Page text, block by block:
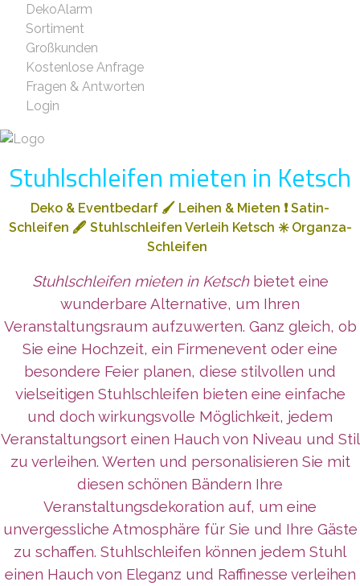
DekoAlarm
Sortiment
Großkunden
Kostenlose Anfrage
Fragen & Antworten
Login
Stuhlschleifen mieten in Ketsch
Deko & Eventbedarf 🖌️ Leihen & Mieten ❗Satin-
Schleifen 🖋️ Stuhlschleifen Verleih Ketsch ✳️ Organza-
Schleifen
Stuhlschleifen mieten in Ketschbietet eine
wunderbare Alternative, um Ihren
Veranstaltungsraum aufzuwerten. Ganz gleich, ob
Sie eine Hochzeit, ein Firmenevent oder eine
besondere Feier planen, diese stilvollen und
vielseitigen Stuhlschleifen bieten eine einfache
und doch wirkungsvolle Möglichkeit, jedem
Veranstaltungsort einen Hauch von Niveau und Stil
zu verleihen. Werten und personalisieren Sie mit
diesen schönen Bändern Ihre
Veranstaltungsdekoration auf, um eine
unvergessliche Atmosphäre für Sie und Ihre Gäste
zu schaffen. Stuhlschleifen können jedem Stuhl
einen Hauch von Eleganz und Raffinesse verleihen